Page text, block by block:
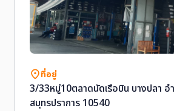
ที่อยู่
3/33หมู่10ตลาดนัดเรือบิน บางปลา อ
สมุทรปราการ 10540